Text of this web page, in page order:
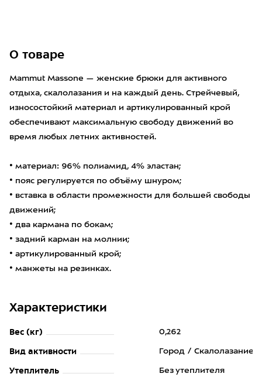
О товаре
Mammut Massone — женские брюки для активного
отдыха, скалолазания и на каждый день. Стрейчевый,
износостойкий материал и артикулированный крой
обеспечивают максимальную свободу движений во
время любых летних активностей.
• материал: 96% полиамид, 4% эластан;
• пояс регулируется по объёму шнуром;
• вставка в области промежности для большей свободы
движений;
• два кармана по бокам;
• задний карман на молнии;
• артикулированный крой;
• манжеты на резинках.
Характеристики
Вес (кг) 0,262
Вид активности Город / Скалолазание
Утеплитель Без утеплителя